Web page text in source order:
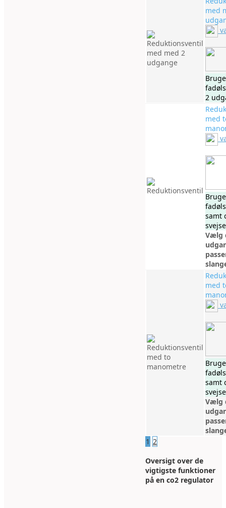
med
2
med
samt
Vælg
med
samt
Vælg
1 2
Oversigt over de
vigtigste funktioner
på en co2 regulator